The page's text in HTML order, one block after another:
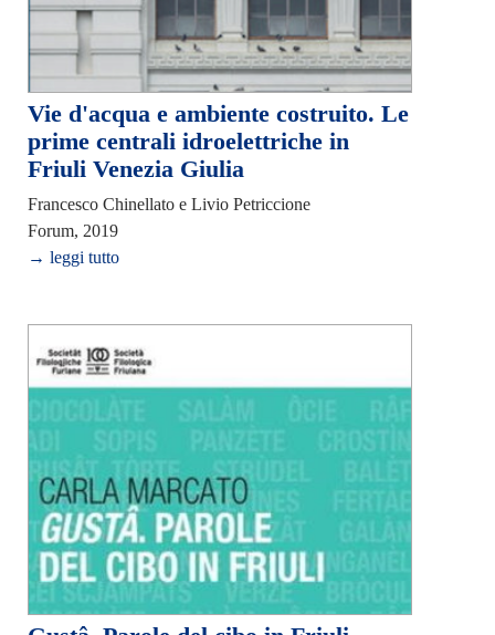
Vie d'acqua e ambiente costruito. Le
prime centrali idroelettriche in
Friuli Venezia Giulia
Francesco Chinellato e Livio Petriccione
Forum, 2019
→ leggi tutto